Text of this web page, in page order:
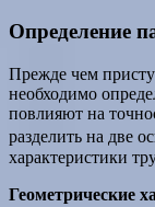
Определение
Прежде чем
необходимо
повлияют на
разделить на две
характеристики
Геометрические